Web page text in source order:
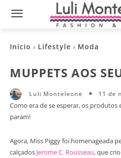
Início Lifestyle Moda
MUPPETS AOS
Luli Monteleone 11 de
Como era de se esperar, os
param!
Agora, Miss Piggy foi homenageada
calçados Jerome C. Rousseau, que